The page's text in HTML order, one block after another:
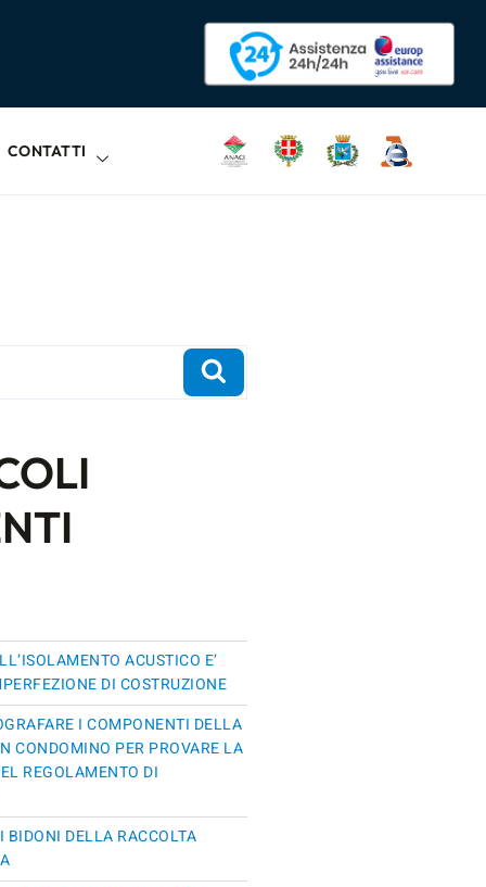
CONTATTI
ACUSTICO E’
DI COSTRUZIONE
I COMPONENTI DELLA
CONDOMINO PER PROVARE LA
REGOLAMENTO DI
BIDONI DELLA RACCOLTA